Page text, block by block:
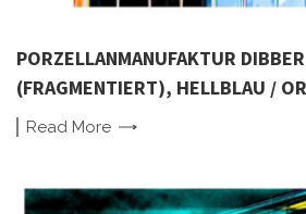
PORZELLANMANUFAKTUR
(FRAGMENTIERT), HELLBLAU /
Read More